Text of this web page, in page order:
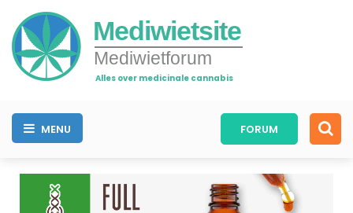
Mediwietsite
Mediwietforum
Alles over medicinale cannabis
MENU FORUM